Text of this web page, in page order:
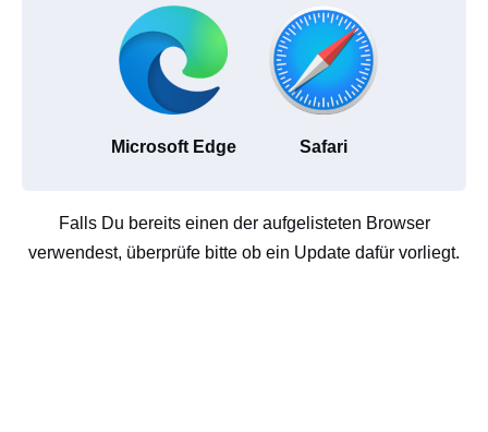
Microsoft Edge Safari
Falls Du bereits einen der aufgelisteten Browser
verwendest, überprüfe bitte ob ein Update dafür vorliegt.